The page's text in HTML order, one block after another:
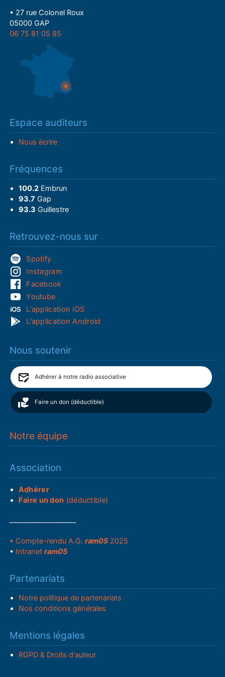
• 27 rue Colonel Roux
05000 GAP
06 75 81 05 85
Espace auditeurs
Nous écrire
Fréquences
100.2Embrun
93.7 Gap
93.3 Guillestre
Retrouvez-nous sur
Spotify
Instagram
Facebook
Youtube
L'application iOS
L'application Android
Nous soutenir
Adhérer à notre radio associative
Faire un don (déductible)
Notre équipe
Association
Adhérer
Faire un don (déductible)
• Compte-rendu A.G.ram05 2025
• Intranetram05
Partenariats
Notre politique de partenariats
Nos conditions générales
Mentions légales
RGPD & Droits d'auteur